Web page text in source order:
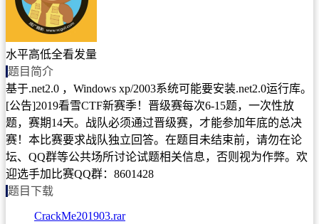
水平高低全看发量
题目简介
基于.net2.0 ，Windows xp/2003系统可能要安装.net2.0运行库。
[公告]2019看雪CTF新赛季！晋级赛每次6-15题，一次性放
题，赛期14天。战队必须通过晋级赛，才能参加年底的总决
赛！本比赛要求战队独立回答。在题目未结束前，请勿在论
坛、QQ群等公共场所讨论试题相关信息，否则视为作弊。欢
迎选手加比赛QQ群：8601428
题目下载
CrackMe201903.rar